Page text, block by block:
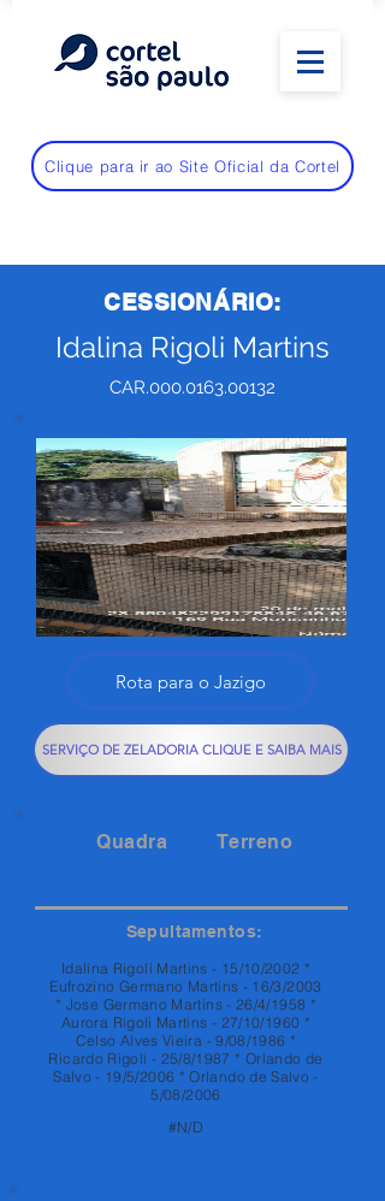
Clique para ir ao Site Oficial da Cortel
CESSIONÁRIO:
Idalina Rigoli Martins
CAR.000.0163.00132
Rota para o Jazigo
SERVIÇO DE ZELADORIA CLIQUE E SAIBA MAIS
Quadra Terreno
Sepultamentos:
Idalina Rigoli Martins - 15/10/2002 *
Eufrozino Germano Martins - 16/3/2003
* Jose Germano Martins - 26/4/1958 *
Aurora Rigoli Martins - 27/10/1960 *
Celso Alves Vieira - 9/08/1986 *
Ricardo Rigoli - 25/8/1987 * Orlando de
Salvo - 19/5/2006 * Orlando de Salvo -
5/08/2006
#N/D